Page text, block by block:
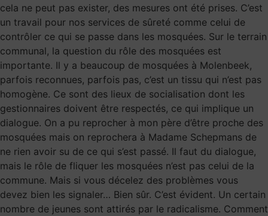
cela ne peut pas exister, des mesures ont été prises. C’est
un travail pour nos services de sûreté comme celui de
contrôler ce qui se passe dans les mosquées. Sur le terrain
communal, la question du rôle des mosquées est
importante. Il y a beaucoup de mosquées à Molenbeek,
parfois reconnues, parfois pas, c’est un tissu qui n’est pas
homogène. Ce sont des lieux de socialisation dont les
gestionnaires doivent être respectés, ce qui implique un
dialogue. On a pu reprocher à mon père d’être proche des
mosquées mais on reprochera à Madame Schepmans de
ne rien avoir su de ce qui s’est passé. Il faut du dialogue,
mais le rôle de fliquer les mosquées n’est pas celui de la
commune. Mais si vous décelez des problèmes vous
devez bien les signaler… Bien sûr. C’est évident. Un certain
nombre de jeunes sont attirés par le radicalisme. Comment